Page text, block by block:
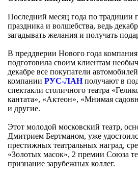
Последний месяц года по традиции
праздника и волшебства, ведь
загадывать желания и получать
В преддверии Нового года компания
подготовила своим клиентам
декабре все покупатели
компании РУС-ЛАНполучают в
спектакли столичного театра
кантата», «Актеон», «Мнимая
и другие.
Этот молодой московский театр,
Дмитрием Бертманом, уже
престижных театральных наград,
«Золотых масок», 2 премии Союза
признание зарубежных коллег.